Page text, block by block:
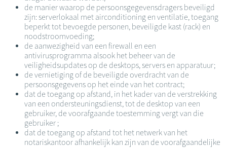
de manier waarop de persoonsgegevensdragers beveiligd
zijn: serverlokaal met airconditioning en ventilatie, toegang
beperkt tot bevoegde personen, beveiligde kast (rack) en
noodstroomvoeding;
de aanwezigheid van een firewall en een
antivirusprogramma alsook het beheer van de
veiligheidsupdates op de desktops, servers en apparatuur;
de vernietiging of de beveiligde overdracht van de
persoonsgegevens op het einde van het contract;
dat de toegang op afstand, in het kader van de verstrekking
van een ondersteuningsdienst, tot de desktop van een
gebruiker, de voorafgaande toestemming vergt van die
gebruiker ;
dat de toegang op afstand tot het netwerk van het
notariskantoor afhankelijk kan zijn van de voorafgaandelijke